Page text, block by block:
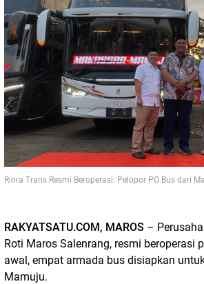
Rinra Trans Resmi Beroperasi: Pelopor PO Bus dari
RAKYATSATU.COM, MAROS –
Roti Maros Salenrang, resmi
awal, empat armada bus disiapkan
Mamuju.